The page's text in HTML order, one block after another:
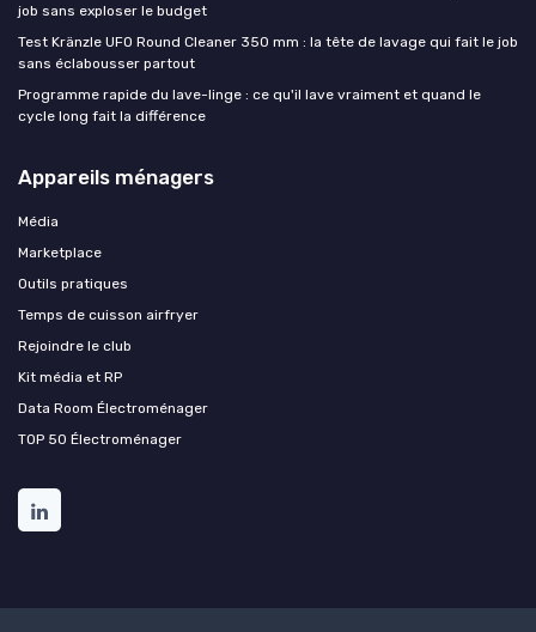
job sans exploser le budget
Test Kränzle UFO Round Cleaner 350 mm : la tête de lavage qui fait le job
sans éclabousser partout
Programme rapide du lave-linge : ce qu'il lave vraiment et quand le
cycle long fait la différence
Appareils ménagers
Média
Marketplace
Outils pratiques
Temps de cuisson airfryer
Rejoindre le club
Kit média et RP
Data Room Électroménager
TOP 50 Électroménager